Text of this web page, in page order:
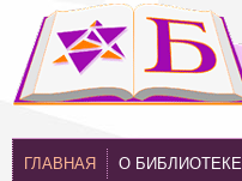
ГЛАВНАЯ О БИБЛИОТЕКЕ